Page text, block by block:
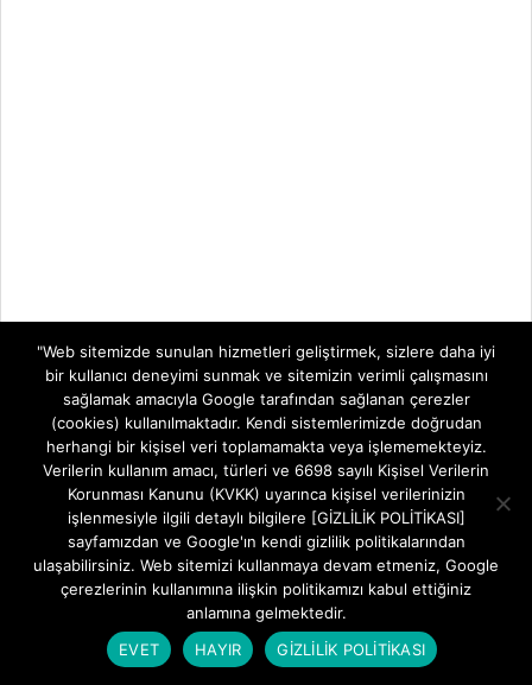
"Web sitemizde sunulan hizmetleri geliştirmek, sizlere daha iyi
bir kullanıcı deneyimi sunmak ve sitemizin verimli çalışmasını
sağlamak amacıyla Google tarafından sağlanan çerezler
(cookies) kullanılmaktadır. Kendi sistemlerimizde doğrudan
herhangi bir kişisel veri toplamamakta veya işlememekteyiz.
Verilerin kullanım amacı, türleri ve 6698 sayılı Kişisel Verilerin
Korunması Kanunu (KVKK) uyarınca kişisel verilerinizin
işlenmesiyle ilgili detaylı bilgilere [GİZLİLİK POLİTİKASI]
sayfamızdan ve Google'ın kendi gizlilik politikalarından
ulaşabilirsiniz. Web sitemizi kullanmaya devam etmeniz, Google
çerezlerinin kullanımına ilişkin politikamızı kabul ettiğiniz
anlamına gelmektedir.
EVET
HAYIR GİZLİLİK POLİTİKASI